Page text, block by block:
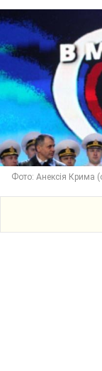
Фото: Анексія Крима